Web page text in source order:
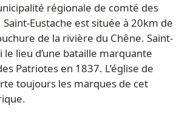
régionale de comté des
Eustache est située à 20km de
de la rivière du Chêne. Saint-
le lieu d’une bataille marquante
Patriotes en 1837. L’église de
toujours les marques de cet